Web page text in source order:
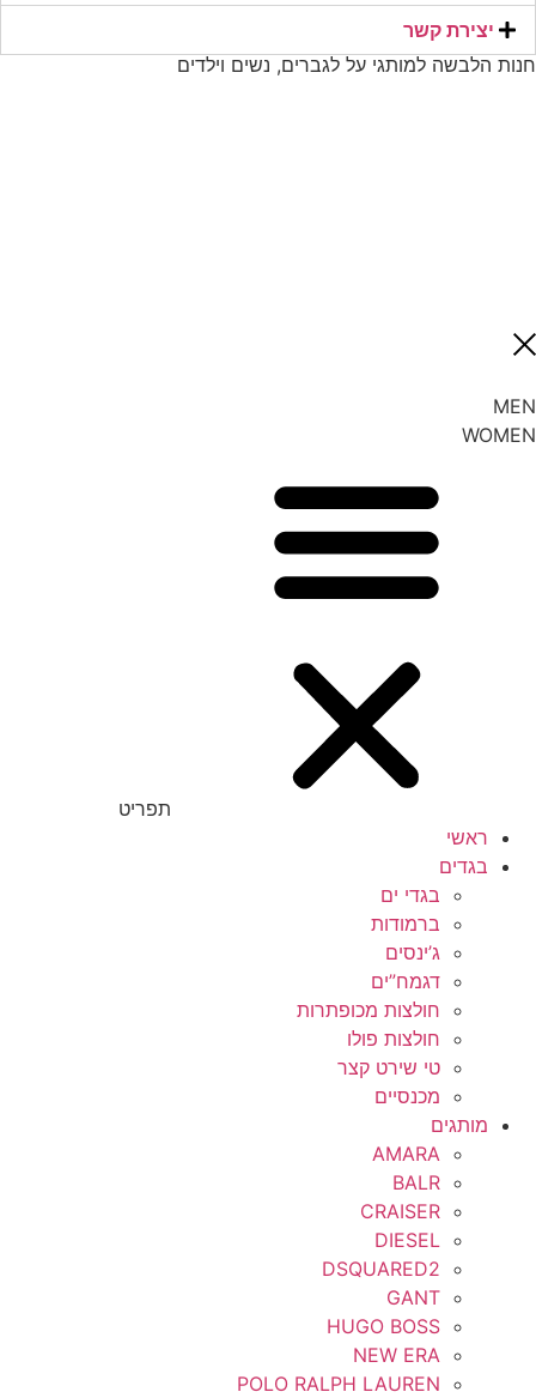
יצירת קשר​
חנות הלבשה למותגי על לגברים, נשים וילדים
MEN
WOMEN
תפריט
ראשי
בגדים
בגדי ים
ברמודות
ג’ינסים
דגמח”ים
חולצות מכופתרות
חולצות פולו
טי שירט קצר
מכנסיים
מותגים
AMARA
BALR
CRAISER
DIESEL
DSQUARED2
GANT
HUGO BOSS
NEW ERA
POLO RALPH LAUREN